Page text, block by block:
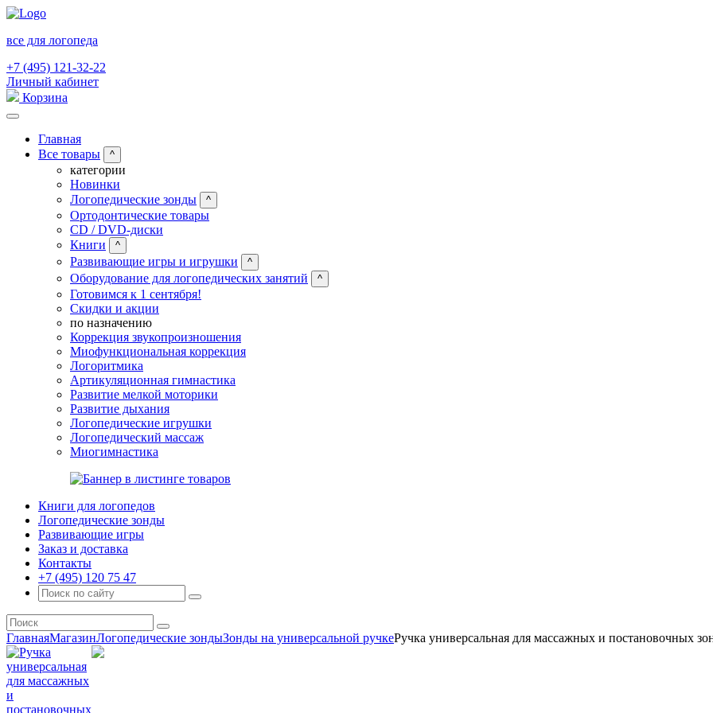
все для логопеда
+7 (495) 121-32-22
Личный кабинет
Корзина
Главная
Все товары
^
категории
Новинки
Логопедические зонды
^
Ортодонтические товары
CD / DVD-диски
Книги
^
Развивающие игры и игрушки ^
Оборудование для логопедических занятий ^
Готовимся к 1 сентября!
Скидки и акции
по назначению
Коррекция звукопроизношения
Миофункциональная коррекция
Логоритмика
Артикуляционная гимнастика
Развитие мелкой моторики
Развитие дыхания
Логопедические игрушки
Логопедический массаж
Миогимнастика
Книги для логопедов
Логопедические зонды
Развивающие игры
Заказ и доставка
Контакты
+7 (495) 120 75 47
ГлавнаяМагазинЛогопедические зондыЗонды на универсальной ручкеРучка универсальная для массажных и постановочных